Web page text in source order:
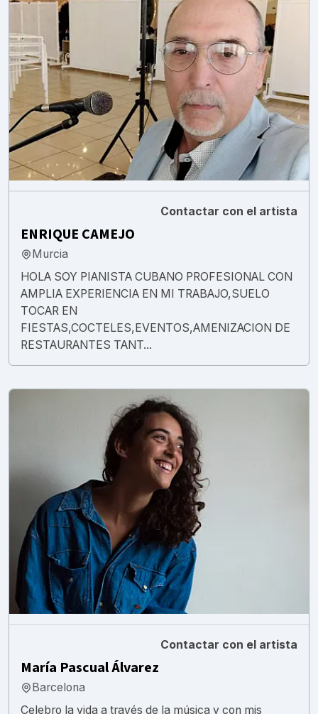
Contactar con el artista
ENRIQUE CAMEJO
Murcia
HOLA SOY PIANISTA CUBANO PROFESIONAL CON
AMPLIA EXPERIENCIA EN MI TRABAJO,SUELO
TOCAR EN
FIESTAS,COCTELES,EVENTOS,AMENIZACION DE
RESTAURANTES TANT...
Contactar con el artista
María Pascual Álvarez
Barcelona
Celebro la vida a través de la música y con mis